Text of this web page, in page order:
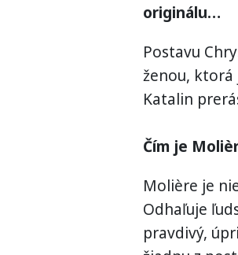
originálu…
Postavu
ženou, ktorá
Katalin
Čím je
Molière je
Odhaľuje
pravdivý,